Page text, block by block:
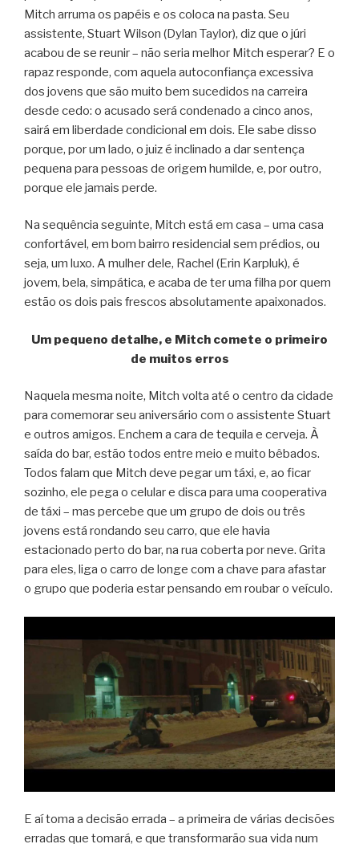
Mitch arruma os papéis e os coloca na pasta. Seu
assistente, Stuart Wilson (Dylan Taylor), diz que o júri
acabou de se reunir – não seria melhor Mitch esperar? E o
rapaz responde, com aquela autoconfiança excessiva
dos jovens que são muito bem sucedidos na carreira
desde cedo: o acusado será condenado a cinco anos,
sairá em liberdade condicional em dois. Ele sabe disso
porque, por um lado, o juiz é inclinado a dar sentença
pequena para pessoas de origem humilde, e, por outro,
porque ele jamais perde.
Na sequência seguinte, Mitch está em casa – uma casa
confortável, em bom bairro residencial sem prédios, ou
seja, um luxo. A mulher dele, Rachel (Erin Karpluk), é
jovem, bela, simpática, e acaba de ter uma filha por quem
estão os dois pais frescos absolutamente apaixonados.
Um pequeno detalhe, e Mitch comete o primeiro
de muitos erros
Naquela mesma noite, Mitch volta até o centro da cidade
para comemorar seu aniversário com o assistente Stuart
e outros amigos. Enchem a cara de tequila e cerveja. À
saída do bar, estão todos entre meio e muito bêbados.
Todos falam que Mitch deve pegar um táxi, e, ao ficar
sozinho, ele pega o celular e disca para uma cooperativa
de táxi – mas percebe que um grupo de dois ou três
jovens está rondando seu carro, que ele havia
estacionado perto do bar, na rua coberta por neve. Grita
para eles, liga o carro de longe com a chave para afastar
o grupo que poderia estar pensando em roubar o veículo.
E aí toma a decisão errada – a primeira de várias decisões
erradas que tomará, e que transformarão sua vida num